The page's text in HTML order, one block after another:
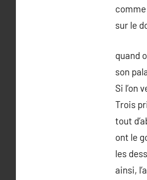
sur le
quand
son
Si l’on
Trois
tout
ont le
les
ainsi,